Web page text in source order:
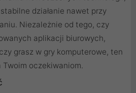
działanie nawet przy
Niezależnie od tego, czy
aplikacji biurowych,
grasz w gry komputerowe, ten
oczekiwaniom.